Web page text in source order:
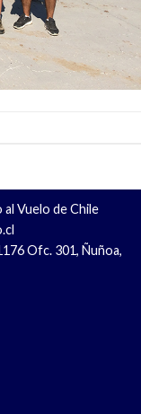
Vuelo de Chile
Ofc. 301, Ñuñoa,